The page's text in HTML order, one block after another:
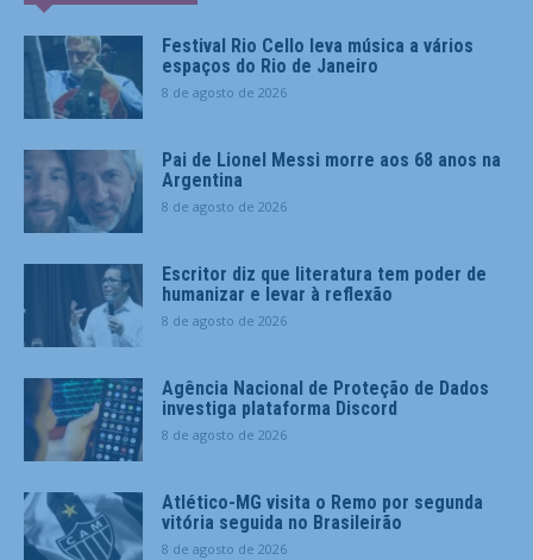
Festival Rio Cello leva música a vários
espaços do Rio de Janeiro
8 de agosto de 2026
Pai de Lionel Messi morre aos 68 anos na
Argentina
8 de agosto de 2026
Escritor diz que literatura tem poder de
humanizar e levar à reflexão
8 de agosto de 2026
Agência Nacional de Proteção de Dados
investiga plataforma Discord
8 de agosto de 2026
Atlético-MG visita o Remo por segunda
vitória seguida no Brasileirão
8 de agosto de 2026